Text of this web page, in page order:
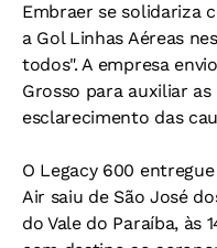
Embraer se solidariza
a Gol Linhas Aéreas
todos". A empresa
Grosso para auxiliar
esclarecimento das
O Legacy 600
Air saiu de São José
do Vale do Paraíba, às